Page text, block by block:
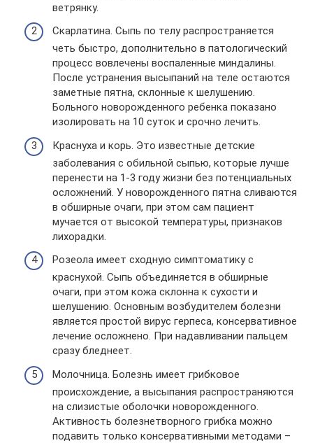
ветрянку.
Скарлатина. Сыпь по телу распространяется
четь быстро, дополнительно в патологический
процесс вовлечены воспаленные миндалины.
После устранения высыпаний на теле остаются
заметные пятна, склонные к шелушению.
Больного новорожденного ребенка показано
изолировать на 10 суток и срочно лечить.
Краснуха и корь. Это известные детские
заболевания с обильной сыпью, которые лучше
перенести на 1-3 году жизни без потенциальных
осложнений. У новорожденного пятна сливаются
в обширные очаги, при этом сам пациент
мучается от высокой температуры, признаков
лихорадки.
Розеола имеет сходную симптоматику с
краснухой. Сыпь объединяется в обширные
очаги, при этом кожа склонна к сухости и
шелушению. Основным возбудителем болезни
является простой вирус герпеса, консервативное
лечение осложнено. При надавливании пальцем
сразу бледнеет.
Молочница. Болезнь имеет грибковое
происхождение, а высыпания распространяются
на слизистые оболочки новорожденного.
Активность болезнетворного грибка можно
подавить только консервативными методами –